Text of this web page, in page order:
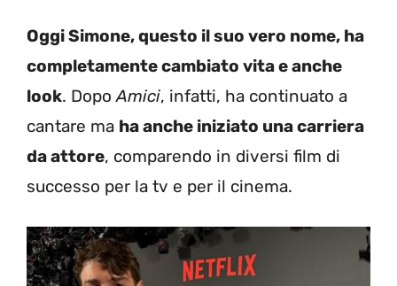
Oggi Simone, questo il suo vero nome, ha
completamente cambiato vita e anche
look. DopoAmici, infatti, ha continuato a
cantare ma ha anche iniziato una carriera
da attore, comparendo in diversi film di
successo per la tv e per il cinema.